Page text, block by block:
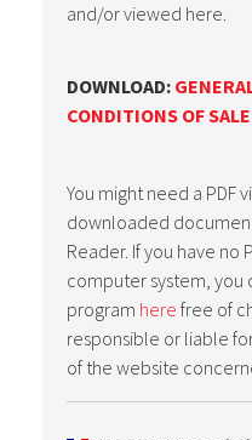
and/or viewed here.
DOWNLOAD:
CONDITIONS OF SALE
You might need a PDF
downloaded
Reader. If you have no
computer system, you
program here free of
responsible or liable
of the website